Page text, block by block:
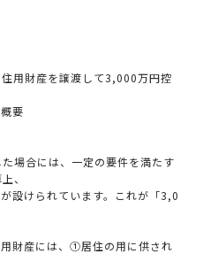
用財産を譲渡して3,000万円控
要
場合には、一定の要件を満たす
、
設けられています。これが「3,0
財産には、①居住の用に供され